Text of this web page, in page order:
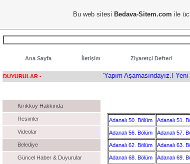
Ana Sayfa İletişim Ziyaretçi Defteri
DUYURULAR - 'Yapım Aşamasındayız.! Yeni
Kırıkköy Hakkında
Resimler
Videolar
Belediye
Güncel Haber & Duyurular
Adanalı 50. Bölüm Adanalı 51.
Adanalı 56. Bölüm Adanalı 57.
Adanalı 62. Bölüm Adanalı 63.
Adanalı 68. Bölüm Adanalı 69.
Bu web sitesi Bedava-Sitem.com ile